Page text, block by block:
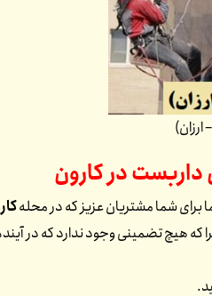
ارزان)
داربست درکارون
برای شما مشتریان عزیز که در محله
تضمینی وجود ندارد که در آینده